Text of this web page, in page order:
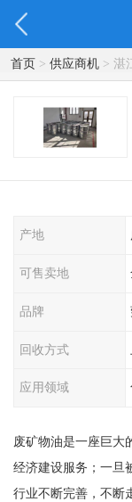
首页> 供应商机> 湛
当场核价
产地
可售卖地
品牌
回收方式
应用领域
废矿物油是一座巨大
经济建设服务；一旦
行业不断完善，不断